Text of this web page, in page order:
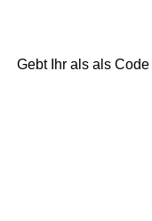
Gebt Ihr als als Code